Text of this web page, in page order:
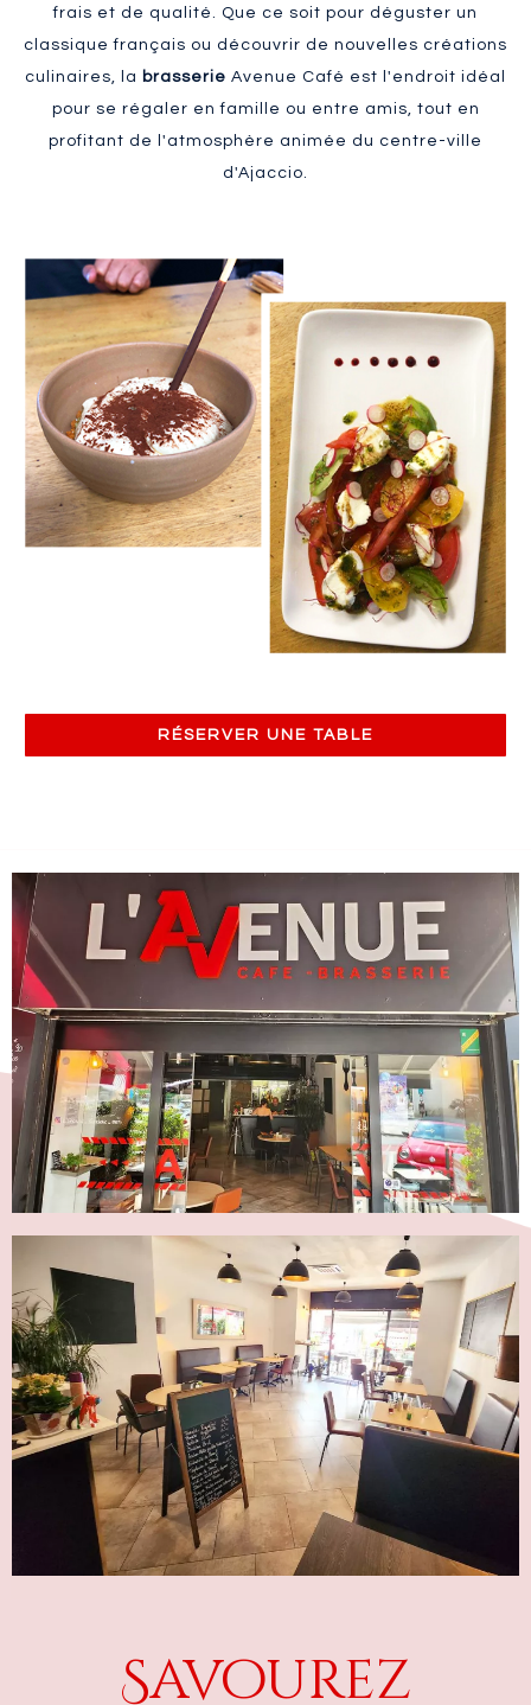
frais et de qualité. Que ce soit pour déguster un
classique français ou découvrir de nouvelles créations
culinaires, la brasserie Avenue Café est l'endroit idéal
pour se régaler en famille ou entre amis, tout en
profitant de l'atmosphère animée du centre-ville
d'Ajaccio.
RÉSERVER UNE TABLE
Savourez